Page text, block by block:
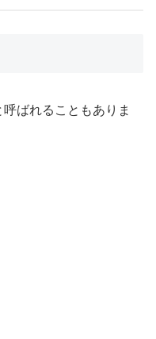
ばれることもありま